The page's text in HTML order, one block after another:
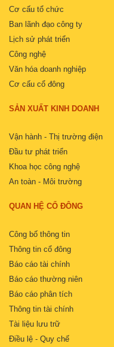
Cơ cấu tổ chức
Ban lãnh đạo công ty
Lịch sử phát triển
Công nghệ
Văn hóa doanh nghiệp
Cơ cấu cổ đông
SẢN XUẤT KINH DOANH
Vận hành - Thị trường điện
Đầu tư phát triển
Khoa học công nghệ
An toàn - Môi trường
QUAN HỆ CỔ ĐÔNG
Công bố thông tin
Thông tin cổ đông
Báo cáo tài chính
Báo cáo thường niên
Báo cáo phân tích
Thông tin tài chính
Tài liệu lưu trữ
Điều lệ - Quy chế